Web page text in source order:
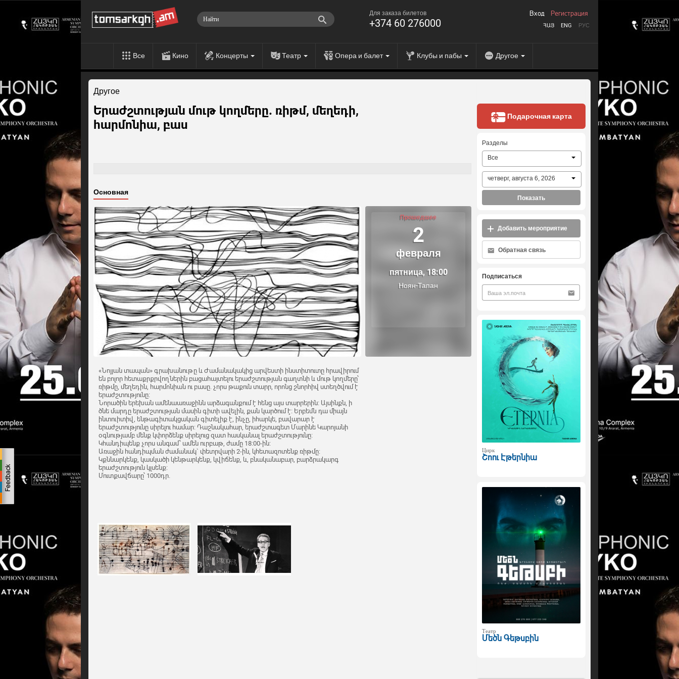
Для заказа билетов
+374 60 276000 ՀԱՅ ENG РУС
Вход Регистрация
Все Кино Концерты Театр Опера и балет Клубы и пабы Другое
Другое
Երաժշտության մութ կողմերը. ռիթմ, մեղեդի,
հարմոնիա, բաս
Основная
Прошедшее
2
февраля
пятница, 18:00
Ноян-Тапан
«Նոյյան տապան» գրախանութը և Ժամանակակից արվեստի ինստիտուտը հրավիրում
են բոլոր հետաքրքրվողներին բացահայտելու երաժշտության գաղտնի և մութ կողմերը՝
ռիթմը, մեղեդին, հարմոնիան ու բասը. չորս թաքուն տարր, որոնց շնորհիվ ստեղծվում է
երաժշտությունը:
Նորածին երեխան ամենաառաջինն արձագանքում է հենց այս տարրերին: Այսինքն, ի
ծնե մարդը երաժշտության մասին գիտի ավելին, քան կարծում է: Երբեմն դա միայն
ինտուիտիվ, ենթագիտակցական գիտելիք է, ինչը, իհարկե, բավարար է
երաժշտությունը սիրելու համար: Դաշնակահար, երաժշտագետ Մարինե Կարոյանի
օգնությամբ մենք կփորձենք սիրելուց զատ հասկանալ երաժշտությունը:
Կհանդիպենք չորս անգամ՝ ամեն ուրբաթ, ժամը 18:00-ին:
Առաջին հանդիպման ժամանակ` փետրվարի 2-ին, կհետազոտենք ռիթմը:
Կքննարկենք, կասկածի կենթարկենք, կվիճենք, և, բնականաբար, բարձրակարգ
երաժշտություն կլսենք:
Մուտքավճարը՝ 1000դր.
Подарочная карта
Разделы
Все
четверг, августа 6, 2026
Показать
Добавить мероприятие
Обратная связь
Подписаться
Цирк
Շոու Էթերնիա
Театр
Մեծն Գեթսբին